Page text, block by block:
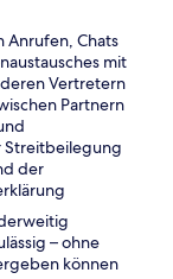
Anrufen, Chats
mit
Vertretern
Partnern
Streitbeilegung
der
– ohne
können